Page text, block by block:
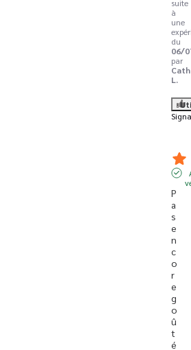
suite
à
une
du
06/
par
L.
P
a
s
e
n
c
o
r
e
g
o
û
t
é